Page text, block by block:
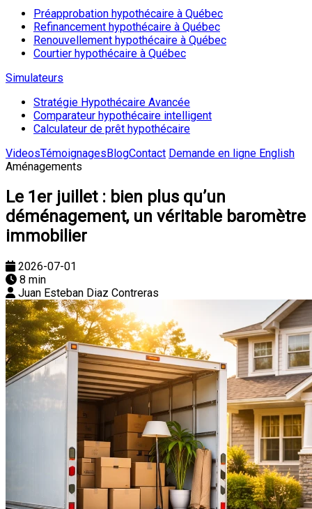
Préapprobation hypothécaire à Québec
Refinancement hypothécaire à Québec
Renouvellement hypothécaire à Québec
Courtier hypothécaire à Québec
Simulateurs
Stratégie Hypothécaire Avancée
Comparateur hypothécaire intelligent
Calculateur de prêt hypothécaire
VideosTémoignagesBlogContact Demande en ligne English
Aménagements
Le 1er juillet : bien plus qu’un
déménagement, un véritable baromètre
immobilier
2026-07-01
8 min
Juan Esteban Diaz Contreras